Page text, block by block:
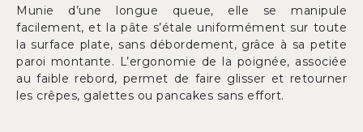
Munie d’une longue queue, elle se manipule
facilement, et la pâte s’étale uniformément sur toute
la surface plate, sans débordement, grâce à sa petite
paroi montante. L’ergonomie de la poignée, associée
au faible rebord, permet de faire glisser et retourner
les crêpes, galettes ou pancakes sans effort.